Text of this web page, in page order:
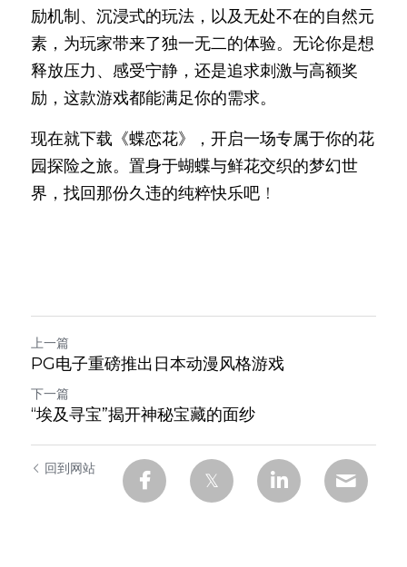
励机制、沉浸式的玩法，以及无处不在的自然元
素，为玩家带来了独一无二的体验。无论你是想
释放压力、感受宁静，还是追求刺激与高额奖
励，这款游戏都能满足你的需求。
现在就下载《蝶恋花》，开启一场专属于你的花
园探险之旅。置身于蝴蝶与鲜花交织的梦幻世
界，找回那份久违的纯粹快乐吧 ！
上一篇
PG电子重磅推出日本动漫风格游戏
下一篇
“埃及寻宝”揭开神秘宝藏的面纱
回到网站